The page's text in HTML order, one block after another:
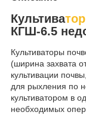
Культива
КГШ-6.5
Культиваторы
(ширина захвата
культивации
для рыхления по
культиватором в
необходимых